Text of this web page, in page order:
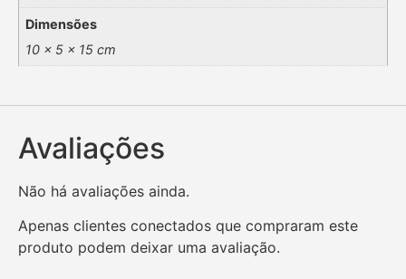
Dimensões
10 × 5 × 15 cm
Avaliações
Não há avaliações ainda.
Apenas clientes conectados que compraram este
produto podem deixar uma avaliação.